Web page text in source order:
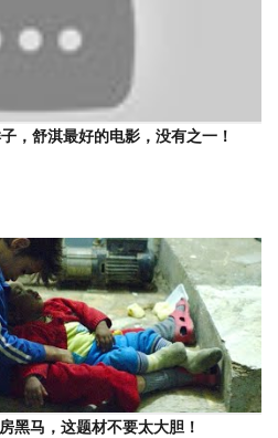
，舒淇最好的电影，没有之一！
黑马，这题材不要太大胆！